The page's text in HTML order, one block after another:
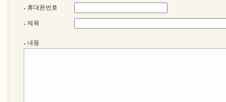
● 휴대폰번호
● 제목
● 내용